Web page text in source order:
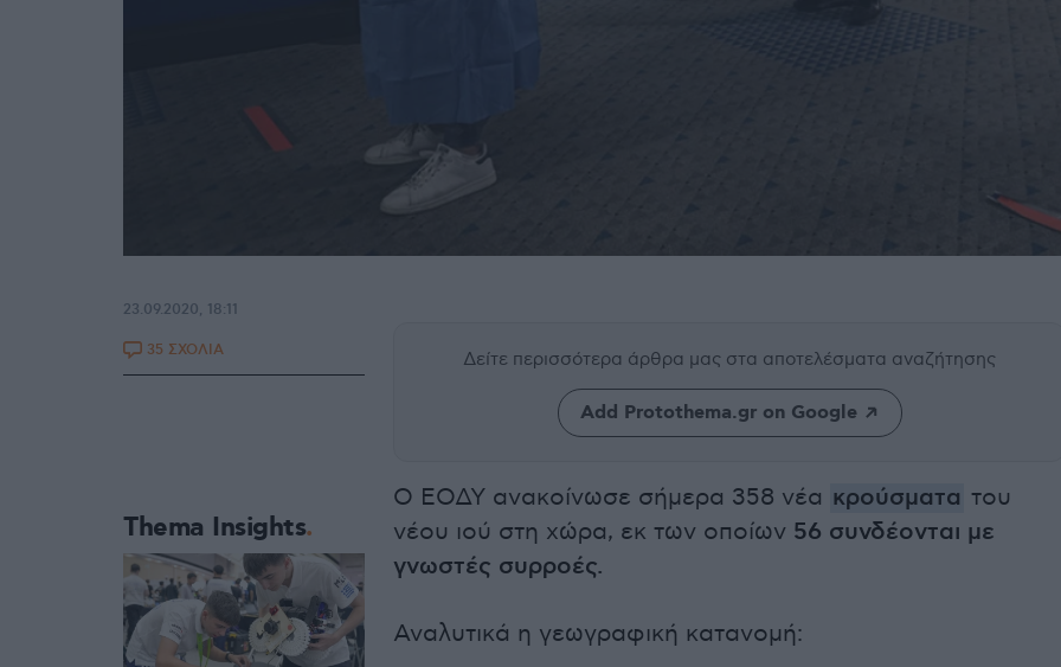
Δείτε περισσότερα άρθρα μας στα αποτελέσματα αναζήτησης
Add Protothema.gr on Google
Ο ΕΟΔΥ ανακοίνωσε σήμερα 358 νέα κρούσματα του
νέου ιού στη χώρα, εκ των οποίων 56 συνδέονται με
γνωστές συρροές.
Αναλυτικά η γεωγραφική κατανομή:
23.09.2020, 18:11
35 ΣΧΟΛΙΑ
Thema Insights